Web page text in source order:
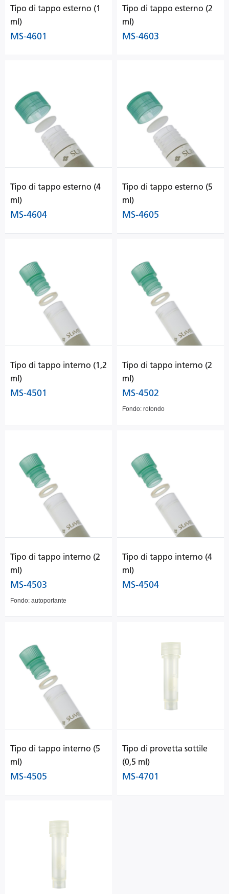
Tipo di tappo esterno (1
ml)
MS-4601
Tipo di tappo esterno (2
ml)
MS-4603
Tipo di tappo esterno (4
ml)
MS-4604
Tipo di tappo esterno (5
ml)
MS-4605
Tipo di tappo interno (1,2
ml)
MS-4501
Tipo di tappo interno (2
ml)
MS-4502
Fondo: rotondo
Tipo di tappo interno (2
ml)
MS-4503
Fondo: autoportante
Tipo di tappo interno (4
ml)
MS-4504
Tipo di tappo interno (5
ml)
MS-4505
Tipo di provetta sottile
(0,5 ml)
MS-4701